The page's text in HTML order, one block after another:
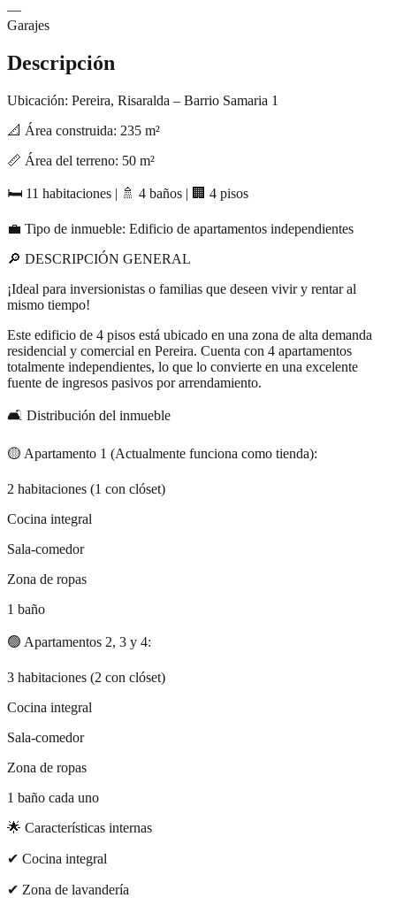
—
Garajes
Descripción
Ubicación: Pereira, Risaralda – Barrio Samaria 1
📐 Área construida: 235 m²
📏 Área del terreno: 50 m²
🛏 11 habitaciones | 🚿 4 baños | 🏢 4 pisos
💼 Tipo de inmueble: Edificio de apartamentos independientes
🔎 DESCRIPCIÓN GENERAL
¡Ideal para inversionistas o familias que deseen vivir y rentar al
mismo tiempo!
Este edificio de 4 pisos está ubicado en una zona de alta demanda
residencial y comercial en Pereira. Cuenta con 4 apartamentos
totalmente independientes, lo que lo convierte en una excelente
fuente de ingresos pasivos por arrendamiento.
🛋 Distribución del inmueble
🟡 Apartamento 1 (Actualmente funciona como tienda):
2 habitaciones (1 con clóset)
Cocina integral
Sala-comedor
Zona de ropas
1 baño
🟢 Apartamentos 2, 3 y 4:
3 habitaciones (2 con clóset)
Cocina integral
Sala-comedor
Zona de ropas
1 baño cada uno
🌟 Características internas
✔ Cocina integral
✔ Zona de lavandería